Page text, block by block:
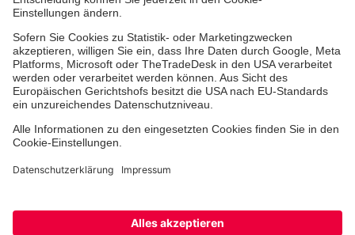
Medizin & Pflege
Zentren
Patienten
Hinweisgebersystem